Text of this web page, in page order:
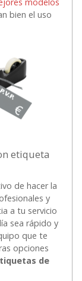
bien el uso
etiqueta
de hacer la
y
a tu servicio
sea rápido y
que te
opciones
de